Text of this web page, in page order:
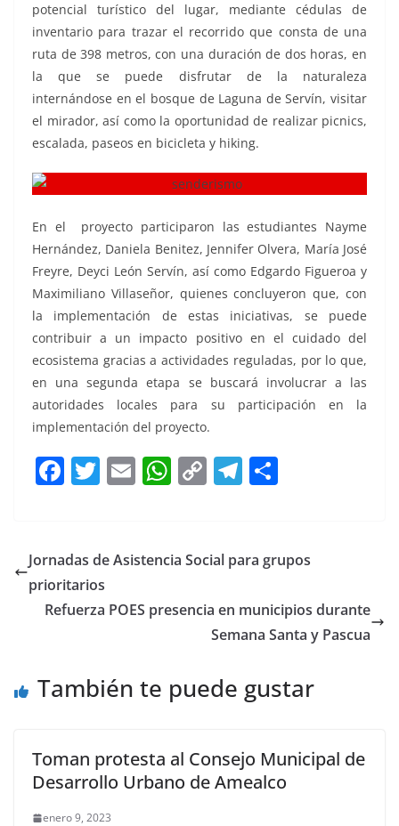
potencial turístico del lugar, mediante cédulas de
inventario para trazar el recorrido que consta de una
ruta de 398 metros, con una duración de dos horas, en
la que se puede disfrutar de la naturaleza
internándose en el bosque de Laguna de Servín, visitar
el mirador, así como la oportunidad de realizar picnics,
escalada, paseos en bicicleta y hiking.
En el proyecto participaron las estudiantes Nayme
Hernández, Daniela Benitez, Jennifer Olvera, María José
Freyre, Deyci León Servín, así como Edgardo Figueroa y
Maximiliano Villaseñor, quienes concluyeron que, con
la implementación de estas iniciativas, se puede
contribuir a un impacto positivo en el cuidado del
ecosistema gracias a actividades reguladas, por lo que,
en una segunda etapa se buscará involucrar a las
autoridades locales para su participación en la
implementación del proyecto.
F
e
b
o
T
er
E
l
W
s
p
C
y
n
k
T
gr
m
e
Jornadas de Asistencia Social para grupos
prioritarios
Refuerza POES presencia en municipios durante
Semana Santa y Pascua
También te puede gustar
Toman protesta al Consejo Municipal de
Desarrollo Urbano de Amealco
enero 9, 2023